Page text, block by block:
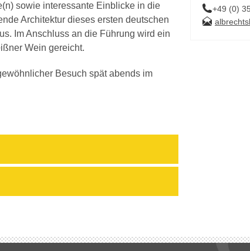
sowie interessante Einblicke in die
Architektur dieses ersten deutschen
Im Anschluss an die Führung wird ein
Wein gereicht.
Besuch spät abends im
+49 (0)